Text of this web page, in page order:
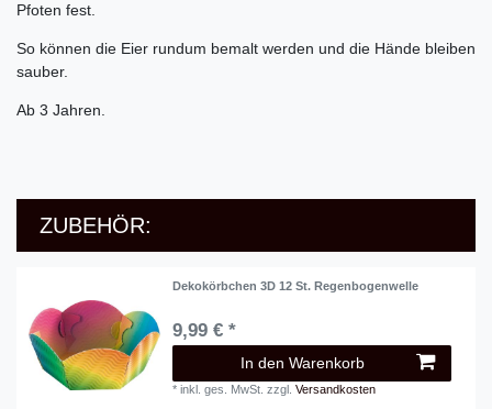
Pfoten fest.
So können die Eier rundum bemalt werden und die Hände bleiben
sauber.
Ab 3 Jahren.
ZUBEHÖR:
Dekokörbchen 3D 12 St. Regenbogenwelle
9,99 € *
In den Warenkorb
*inkl. ges. MwSt. zzgl.Versandkosten